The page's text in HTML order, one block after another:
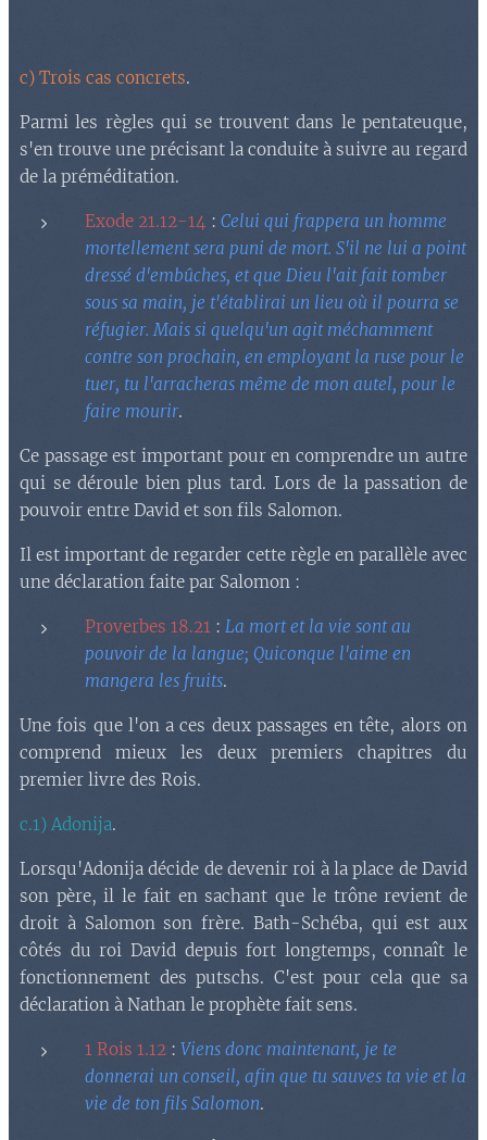
c) Trois cas concrets.
Parmi les règles qui se trouvent dans le pentateuque,
s'en trouve une précisant la conduite à suivre au regard
de la préméditation.
Exode 21.12-14 : Celui qui frappera un homme
mortellement sera puni de mort. S'il ne lui a point
dressé d'embûches, et que Dieu l'ait fait tomber
sous sa main, je t'établirai un lieu où il pourra se
réfugier. Mais si quelqu'un agit méchamment
contre son prochain, en employant la ruse pour le
tuer, tu l'arracheras même de mon autel, pour le
faire mourir.
Ce passage est important pour en comprendre un autre
qui se déroule bien plus tard. Lors de la passation de
pouvoir entre David et son fils Salomon.
Il est important de regarder cette règle en parallèle avec
une déclaration faite par Salomon :
Proverbes 18.21 : La mort et la vie sont au
pouvoir de la langue; Quiconque l'aime en
mangera les fruits.
Une fois que l'on a ces deux passages en tête, alors on
comprend mieux les deux premiers chapitres du
premier livre des Rois.
c.1) Adonija.
Lorsqu'Adonija décide de devenir roi à la place de David
son père, il le fait en sachant que le trône revient de
droit à Salomon son frère. Bath-Schéba, qui est aux
côtés du roi David depuis fort longtemps, connaît le
fonctionnement des putschs. C'est pour cela que sa
déclaration à Nathan le prophète fait sens.
1 Rois 1.12 : Viens donc maintenant, je te
donnerai un conseil, afin que tu sauves ta vie et la
vie de ton fils Salomon.